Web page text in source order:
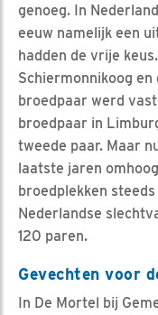
genoeg. In
eeuw namelijk een
hadden de vrije
Schiermonnikoog en
broedpaar werd
broedpaar in
tweede paar. Maar
laatste jaren
broedplekken
Nederlandse
120 paren.
Gevechten voor
In De Mortel bij